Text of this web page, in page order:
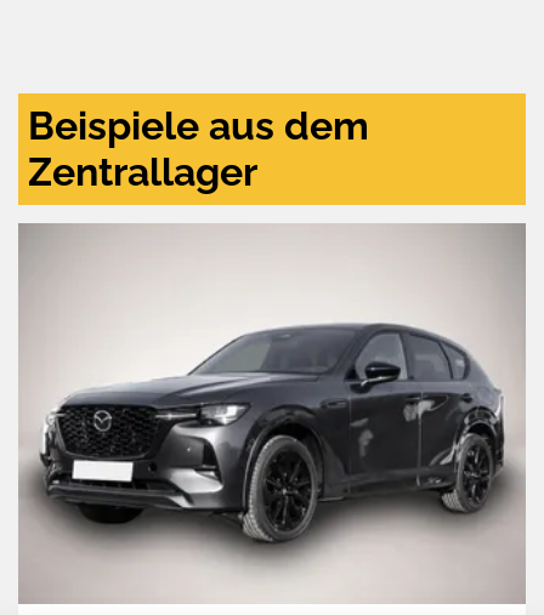
Beispiele aus dem
Zentrallager